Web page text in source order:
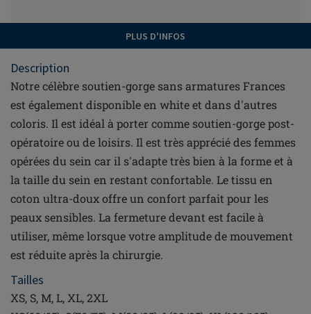
PLUS D'INFOS
Description
Notre célèbre soutien-gorge sans armatures Frances
est également disponible en white et dans d'autres
coloris. Il est idéal à porter comme soutien-gorge post-
opératoire ou de loisirs. Il est très apprécié des femmes
opérées du sein car il s'adapte très bien à la forme et à
la taille du sein en restant confortable. Le tissu en
coton ultra-doux offre un confort parfait pour les
peaux sensibles. La fermeture devant est facile à
utiliser, même lorsque votre amplitude de mouvement
est réduite après la chirurgie.
Tailles
XS, S, M, L, XL, 2XL